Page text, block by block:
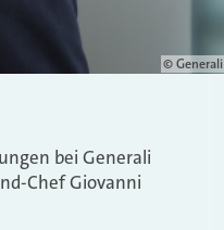
© Generali
bei Generali
Chef Giovanni